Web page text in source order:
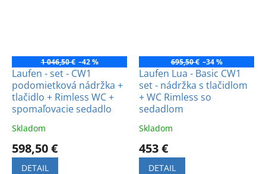
1 046,50 € –42 %
Laufen - set - CW1
podomietková nádržka +
tlačidlo + Rimless WC +
spomaľovacie sedadlo
Skladom
598,50 €
DETAIL
695,50 € –34 %
Laufen Lua - Basic CW1
set - nádržka s tlačidlom
+ WC Rimless so
sedadlom
Skladom
453 €
DETAIL